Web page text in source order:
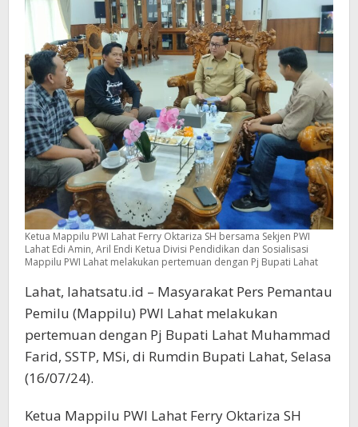
Ketua Mappilu PWI Lahat Ferry Oktariza SH bersama Sekjen PWI
Lahat Edi Amin, Aril Endi Ketua Divisi Pendidikan dan Sosialisasi
Mappilu PWI Lahat melakukan pertemuan dengan Pj Bupati Lahat
Lahat, lahatsatu.id – Masyarakat Pers Pemantau
Pemilu (Mappilu) PWI Lahat melakukan
pertemuan dengan Pj Bupati Lahat Muhammad
Farid, SSTP, MSi, di Rumdin Bupati Lahat, Selasa
(16/07/24).
Ketua Mappilu PWI Lahat Ferry Oktariza SH